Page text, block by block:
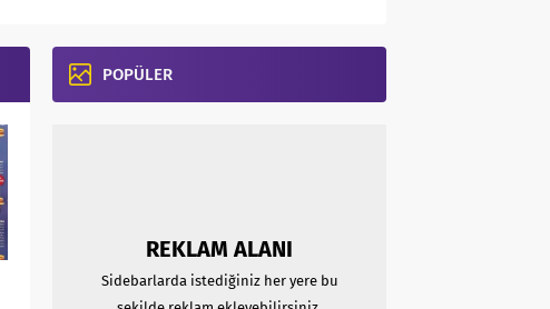
POPÜLER
REKLAM ALANI
Sidebarlarda istediğiniz her yere bu